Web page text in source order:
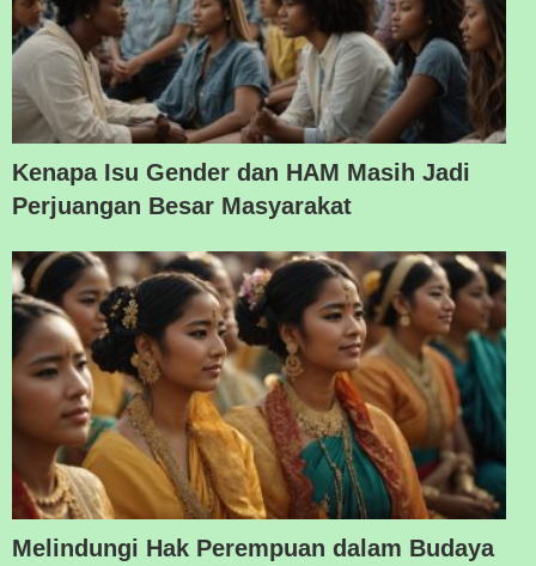
Kenapa Isu Gender dan HAM Masih Jadi
Perjuangan Besar Masyarakat
Melindungi Hak Perempuan dalam Budaya